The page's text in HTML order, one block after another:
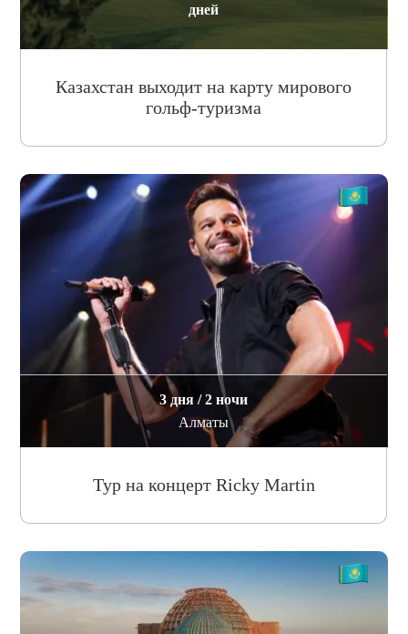
дней
Казахстан выходит на карту мирового
гольф-туризма
3 дня / 2 ночи
Алматы
Тур на концерт Ricky Martin